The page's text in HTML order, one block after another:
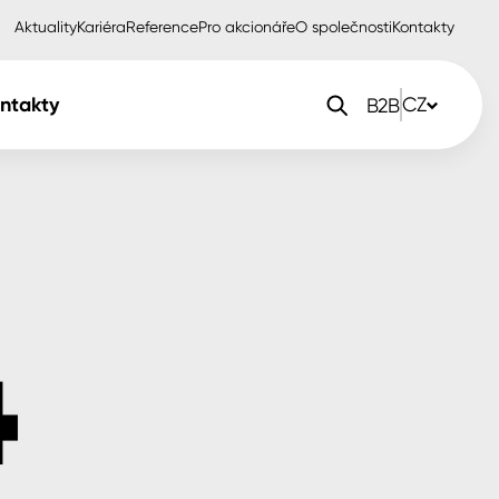
AktualityKariéraReferencePro akcionářeO společnostiKontakty
B2BCZ